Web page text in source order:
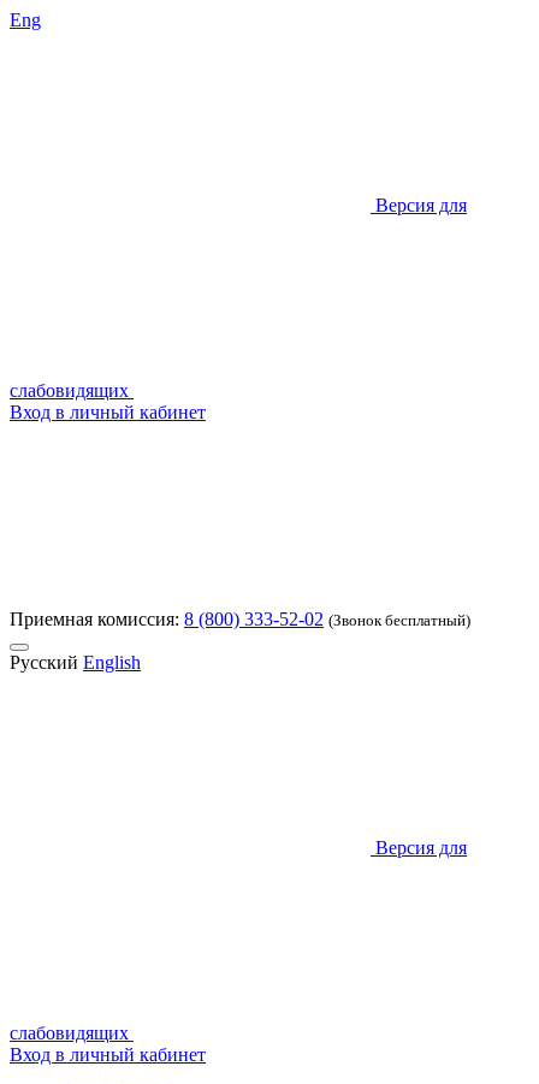
Eng
Версия для
слабовидящих
Вход в личный кабинет
Приемная комиссия: 8 (800) 333-52-02 (Звонок бесплатный)
Русский English
Версия для
слабовидящих
Вход в личный кабинет